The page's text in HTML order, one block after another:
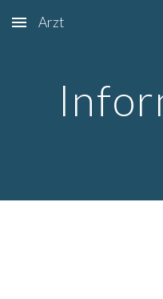
Skip to main content
Arzt